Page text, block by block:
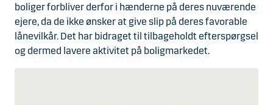
boliger forbliver derfor i hænderne på deres nuværende
ejere, da de ikke ønsker at give slip på deres favorable
lånevilkår. Det har bidraget til tilbageholdt efterspørgsel
og dermed lavere aktivitet på boligmarkedet.